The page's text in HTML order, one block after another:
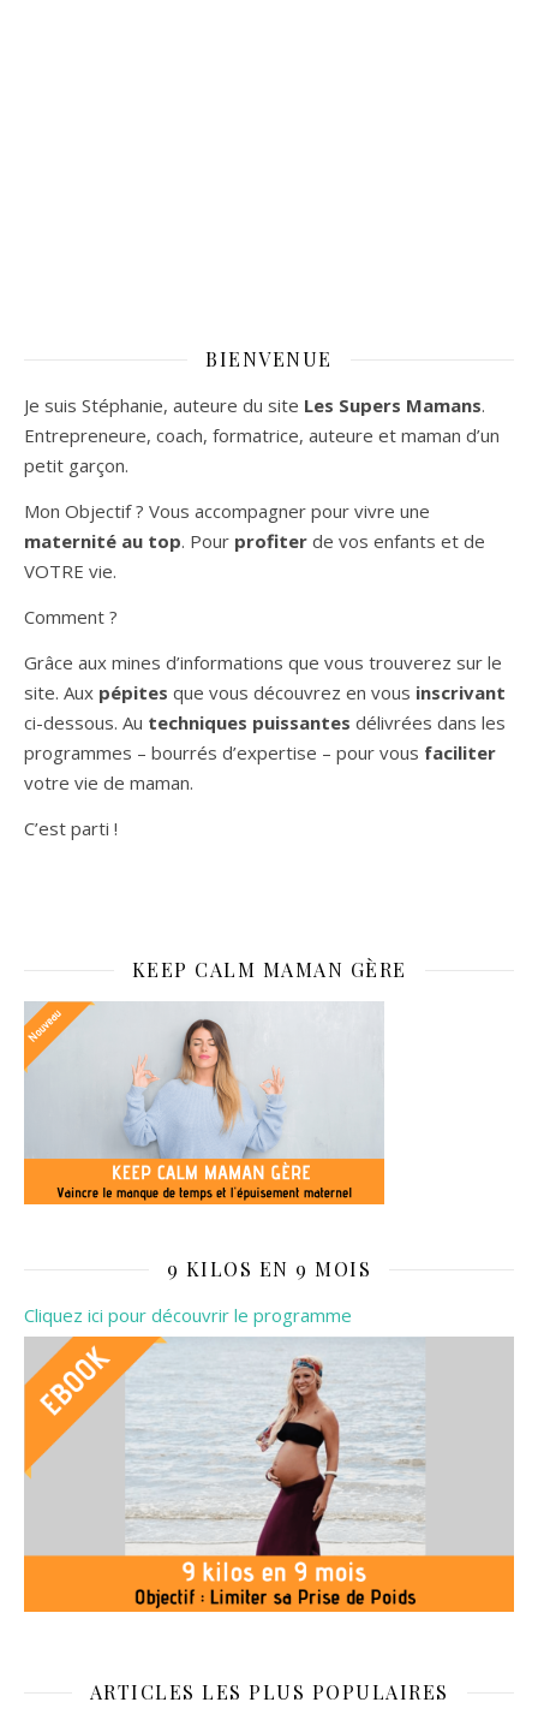
BIENVENUE
Je suis Stéphanie, auteure du site Les Supers Mamans.
Entrepreneure, coach, formatrice, auteure et maman d’un
petit garçon.
Mon Objectif ? Vous accompagner pour vivre une
maternité au top. Pour profiter de vos enfants et de
VOTRE vie.
Comment ?
Grâce aux mines d’informations que vous trouverez sur le
site. Aux pépites que vous découvrez en vous inscrivant
ci-dessous. Au techniques puissantes délivrées dans les
programmes – bourrés d’expertise – pour vous faciliter
votre vie de maman.
C’est parti !
KEEP CALM MAMAN GÈRE
9 KILOS EN 9 MOIS
Cliquez ici pour découvrir le programme
ARTICLES LES PLUS POPULAIRES